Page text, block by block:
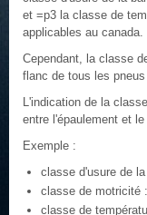
et =p3 la classe de
applicables au canada.
Cependant, la classe
flanc de tous les
L'indication de la
entre l'épaulement et
Exemple :
classe d'usure de
classe de motricité
classe de